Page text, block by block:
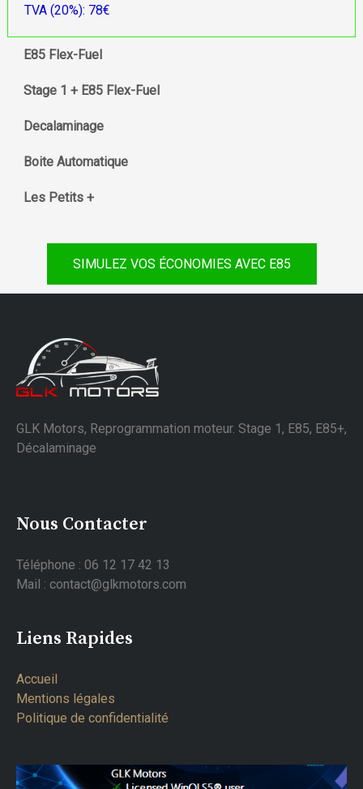
TVA (20%): 78€
E85 Flex-Fuel
Stage 1 + E85 Flex-Fuel
Decalaminage
Boite Automatique
Les Petits +
SIMULEZ VOS ÉCONOMIES AVEC E85
GLK Motors, Reprogrammation moteur. Stage 1, E85, E85+,
Décalaminage
Nous Contacter
Téléphone : 06 12 17 42 13
Mail : contact@glkmotors.com
Liens Rapides
Accueil
Mentions légales
Politique de confidentialité